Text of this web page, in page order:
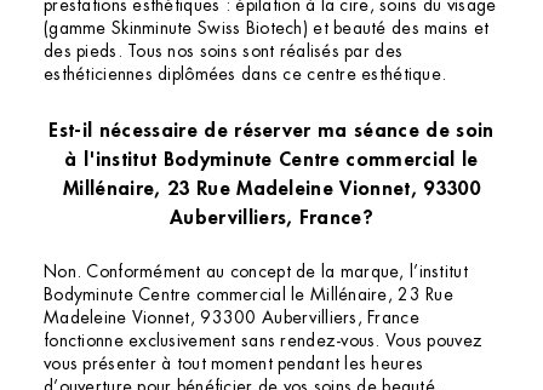
prestations esthétiques : épilation à la cire, soins du visage
(gamme Skinminute Swiss Biotech) et beauté des mains et
des pieds. Tous nos soins sont réalisés par des
esthéticiennes diplômées dans ce centre esthétique.
Est-il nécessaire de réserver ma séance de soin
à l'institut Bodyminute Centre commercial le
Millénaire, 23 Rue Madeleine Vionnet, 93300
Aubervilliers, France?
Non. Conformément au concept de la marque, l’institut
Bodyminute Centre commercial le Millénaire, 23 Rue
Madeleine Vionnet, 93300 Aubervilliers, France
fonctionne exclusivement sans rendez-vous. Vous pouvez
vous présenter à tout moment pendant les heures